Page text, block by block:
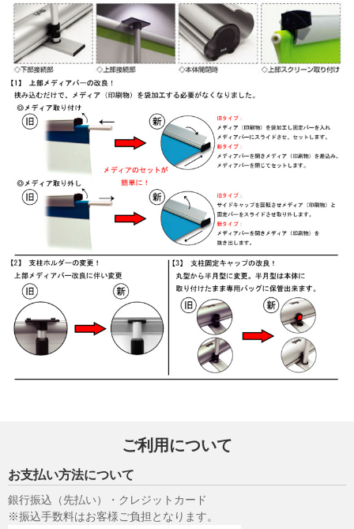
ご利用について
お支払い方法について
銀行振込（先払い）・クレジットカード
※振込手数料はお客様ご負担となります。